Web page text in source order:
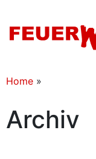
Home »
Archiv